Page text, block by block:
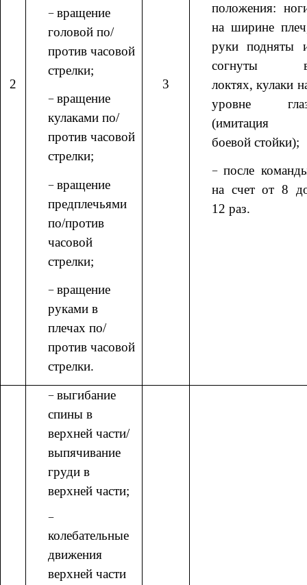
2
вращение
головой по/
против часовой
стрелки;
вращение
кулаками по/
против часовой
стрелки;
вращение
предплечьями
по/против
часовой
стрелки;
вращение
руками в
плечах по/
против часовой
стрелки.
3
положения:
на ширине
руки подняты
согнуты
локтях, кулаки
уровне
(имитация
боевой стойки);
после
на счет от 8
12 раз.
выгибание
спины в
верхней части/
выпячивание
груди в
верхней части;
колебательные
движения
верхней части